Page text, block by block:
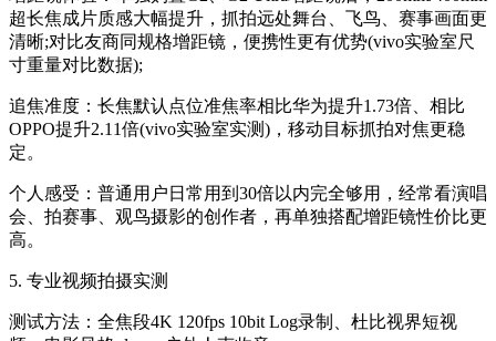
超长焦成片质感大幅提升，抓拍远处舞台、飞鸟、赛事画面更
清晰;对比友商同规格增距镜，便携性更有优势(vivo实验室尺
寸重量对比数据);
追焦准度：长焦默认点位准焦率相比华为提升1.73倍、相比
OPPO提升2.11倍(vivo实验室实测)，移动目标抓拍对焦更稳
定。
个人感受：普通用户日常用到30倍以内完全够用，经常看演唱
会、拍赛事、观鸟摄影的创作者，再单独搭配增距镜性价比更
高。
5. 专业视频拍摄实测
测试方法：全焦段4K 120fps 10bit Log录制、杜比视界短视